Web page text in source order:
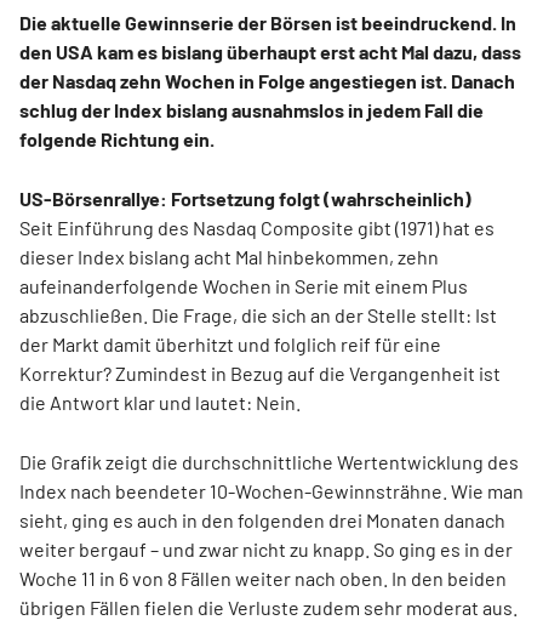
Die aktuelle Gewinnserie der Börsen ist beeindruckend. In
den USA kam es bislang überhaupt erst acht Mal dazu, dass
der Nasdaq zehn Wochen in Folge angestiegen ist. Danach
schlug der Index bislang ausnahmslos in jedem Fall die
folgende Richtung ein.
US-Börsenrallye: Fortsetzung folgt (wahrscheinlich)
Seit Einführung des Nasdaq Composite gibt (1971) hat es
dieser Index bislang acht Mal hinbekommen, zehn
aufeinanderfolgende Wochen in Serie mit einem Plus
abzuschließen. Die Frage, die sich an der Stelle stellt: Ist
der Markt damit überhitzt und folglich reif für eine
Korrektur? Zumindest in Bezug auf die Vergangenheit ist
die Antwort klar und lautet: Nein.
Die Grafik zeigt die durchschnittliche Wertentwicklung des
Index nach beendeter 10-Wochen-Gewinnsträhne. Wie man
sieht, ging es auch in den folgenden drei Monaten danach
weiter bergauf – und zwar nicht zu knapp. So ging es in der
Woche 11 in 6 von 8 Fällen weiter nach oben. In den beiden
übrigen Fällen fielen die Verluste zudem sehr moderat aus.